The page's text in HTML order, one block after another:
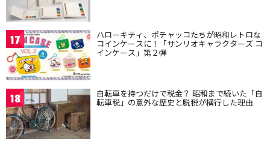
17 ハローキティ、ポチャッコたちが昭和レトロな
コインケースに！「サンリオキャラクターズ コ
インケース」第２弾
18 自転車を持つだけで税金？ 昭和まで続いた「自
転車税」の意外な歴史と脱税が横行した理由